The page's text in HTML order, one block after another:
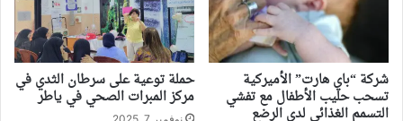
شركة “باي هارت” الأميركية
تسحب حليب الأطفال مع تفشي
التسمم الغذائي لدى الرضع
حملة توعية على سرطان الثدي في
مركز المبرات الصحي في ياطر